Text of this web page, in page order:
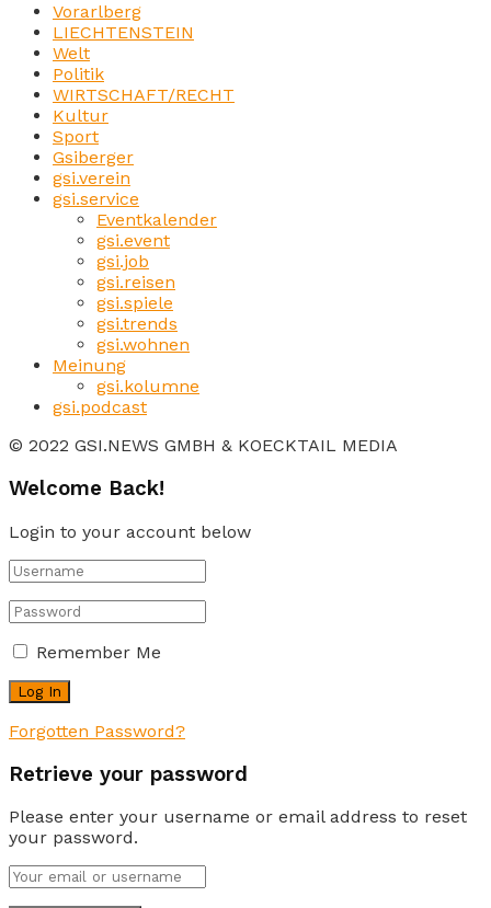
Vorarlberg
LIECHTENSTEIN
Welt
Politik
WIRTSCHAFT/RECHT
Kultur
Sport
Gsiberger
gsi.verein
gsi.service
Eventkalender
gsi.event
gsi.job
gsi.reisen
gsi.spiele
gsi.trends
gsi.wohnen
Meinung
gsi.kolumne
gsi.podcast
© 2022 GSI.NEWS GMBH & KOECKTAIL MEDIA
Welcome Back!
Login to your account below
Remember Me
Forgotten Password?
Retrieve your password
Please enter your username or email address to reset
your password.